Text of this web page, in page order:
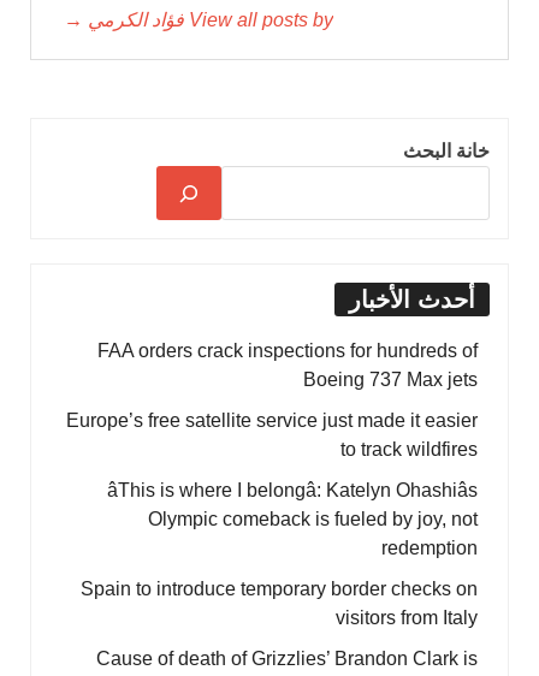
View all posts by فؤاد الكرمي →
خانة البحث
أحدث الأخبار
FAA orders crack inspections for hundreds of
Boeing 737 Max jets
Europe’s free satellite service just made it easier
to track wildfires
âThis is where I belongâ: Katelyn Ohashiâs
Olympic comeback is fueled by joy, not
redemption
Spain to introduce temporary border checks on
visitors from Italy
Cause of death of Grizzlies’ Brandon Clark is